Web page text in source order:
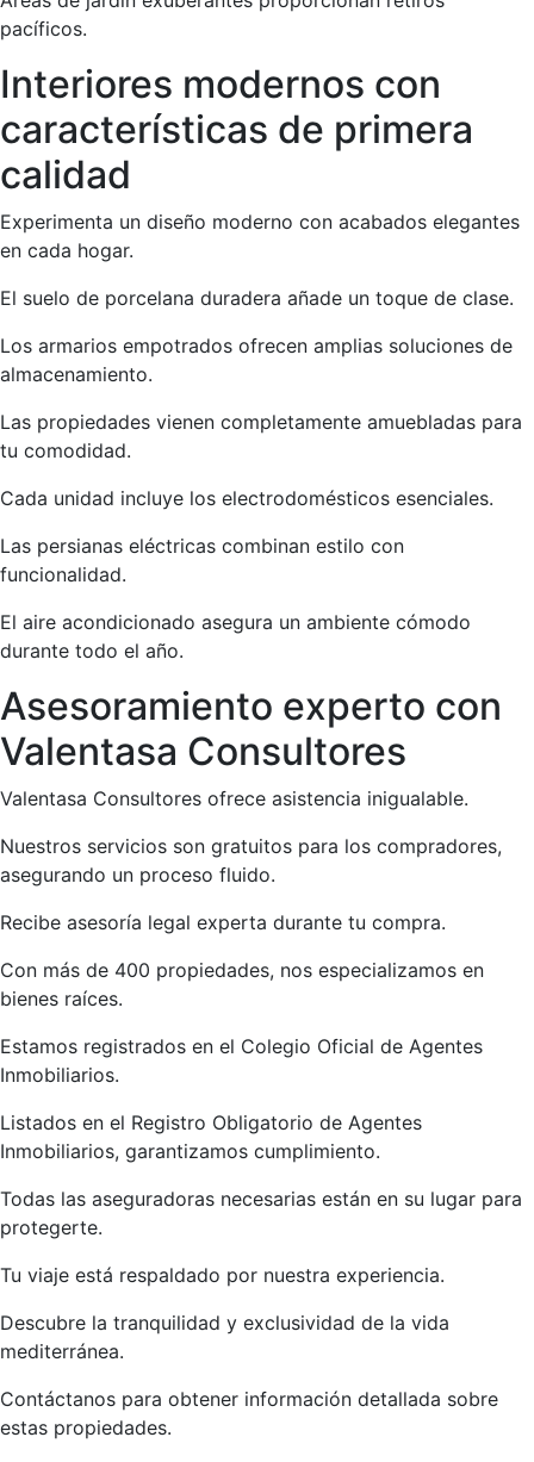
pacíficos.
Interiores modernos con
características de primera
calidad
Experimenta un diseño moderno con acabados elegantes
en cada hogar.
El suelo de porcelana duradera añade un toque de clase.
Los armarios empotrados ofrecen amplias soluciones de
almacenamiento.
Las propiedades vienen completamente amuebladas para
tu comodidad.
Cada unidad incluye los electrodomésticos esenciales.
Las persianas eléctricas combinan estilo con
funcionalidad.
El aire acondicionado asegura un ambiente cómodo
durante todo el año.
Asesoramiento experto con
Valentasa Consultores
Valentasa Consultores ofrece asistencia inigualable.
Nuestros servicios son gratuitos para los compradores,
asegurando un proceso fluido.
Recibe asesoría legal experta durante tu compra.
Con más de 400 propiedades, nos especializamos en
bienes raíces.
Estamos registrados en el Colegio Oficial de Agentes
Inmobiliarios.
Listados en el Registro Obligatorio de Agentes
Inmobiliarios, garantizamos cumplimiento.
Todas las aseguradoras necesarias están en su lugar para
protegerte.
Tu viaje está respaldado por nuestra experiencia.
Descubre la tranquilidad y exclusividad de la vida
mediterránea.
Contáctanos para obtener información detallada sobre
estas propiedades.